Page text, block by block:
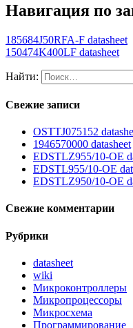
Навигация по
185684J50RFA-F datasheet
150474K400LF datasheet
Найти:
Свежие записи
OSTTJ075152
1946570000 datasheet
EDSTLZ955/10-OE
EDSTL955/10-OE
EDSTLZ950/10-OE
Свежие комментарии
Рубрики
datasheet
wiki
Микроконтроллеры
Микропроцессоры
Микросхема
Программирование